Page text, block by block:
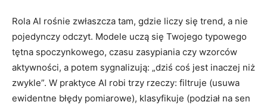
Rola AI rośnie zwłaszcza tam, gdzie liczy się trend, a nie
pojedynczy odczyt. Modele uczą się Twojego typowego
tętna spoczynkowego, czasu zasypiania czy wzorców
aktywności, a potem sygnalizują: „dziś coś jest inaczej niż
zwykle”. W praktyce AI robi trzy rzeczy: filtruje (usuwa
ewidentne błędy pomiarowe), klasyfikuje (podział na sen